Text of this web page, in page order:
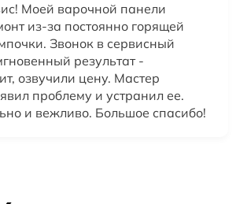
Моей варочной панели
из-за постоянно горящей
Звонок в сервисный
результат -
озвучили цену. Мастер
проблему и устранил ее.
и вежливо. Большое спасибо!